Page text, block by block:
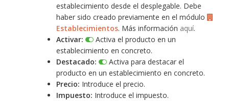
establecimiento desde el desplegable. Debe
haber sido creado previamente en el módulo
Establecimientos. Más información aquí.
Activar:
Activa el producto en un
establecimiento en concreto.
Destacado:
Activa para destacar el
producto en un establecimiento en concreto.
Precio: Introduce el precio.
Impuesto: Introduce el impuesto.